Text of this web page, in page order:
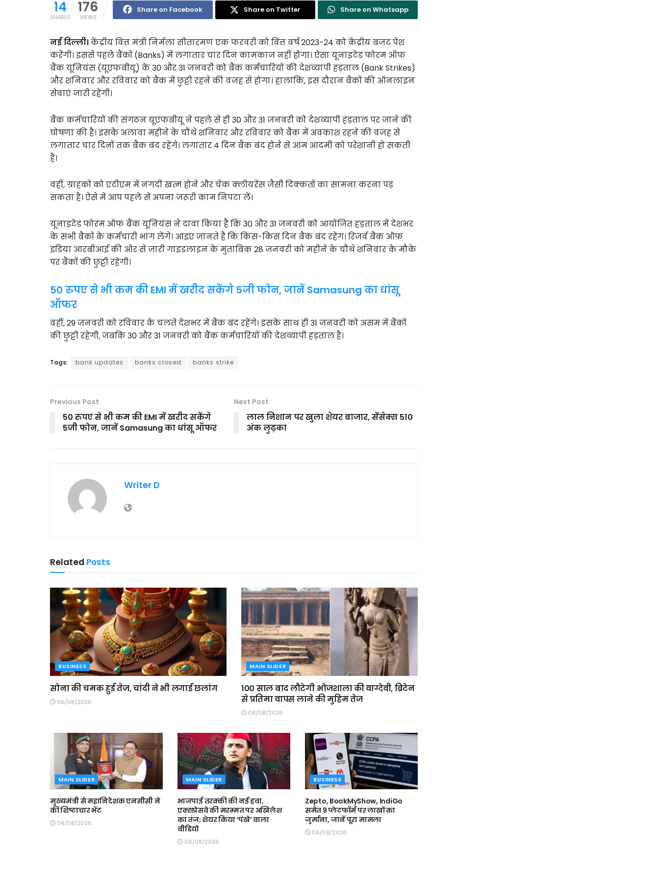
14
SHARES
176
VIEWS
Share on Facebook Share on Twitter Share on Whatsapp
नई दिल्ली। केंद्रीय वित्त मंत्री निर्मला सीतारमण एक फरवरी को वित्त वर्ष 2023-24 को केंद्रीय बजट पेश
करेंगी। इससे पहले बैंकों (Banks) में लगातार चार दिन कामकाज नहीं होगा। ऐसा यूनाइटेड फोरम ऑफ
बैंक यूनियंस (यूएफबीयू) के 30 और 31 जनवरी को बैंक कर्मचारियों की देशव्यापी हड़ताल (Bank Strikes)
और शनिवार और रविवार को बैंक में छुट्टी रहने की वजह से होगा। हालांकि, इस दौरान बैंकों की ऑनलाइन
सेवाएं जारी रहेंगी।
बैंक कर्मचारियों की संगठन यूएफबीयू ने पहले से ही 30 और 31 जनवरी को देशव्यापी हड़ताल पर जाने की
घोषणा की है। इसके अलावा महीने के चौथे शनिवार और रविवार को बैंक में अवकाश रहने की वजह से
लगातार चार दिनों तक बैंक बंद रहेंगे। लगातार 4 दिन बैंक बंद होने से आम आदमी को परेशानी हो सकती
है।
वहीं, ग्राहकों को एटीएम में नगदी खत्म होने और चेक क्लीयरेंस जैसी दिक्कतों का सामना करना पड़
सकता है। ऐसे में आप पहले से अपना जरूरी काम निपटा लें।
यूनाइटेड फोरम ऑफ बैंक यूनियंस ने दावा किया है कि 30 और 31 जनवरी को आयोजित हड़ताल में देशभर
के सभी बैंकों के कर्मचारी भाग लेंगे। आइए जानते हैं कि किस-किस दिन बैंक बंद रहेंग। रिजर्व बैंक ऑफ
इंडिया आरबीआई की ओर से जारी गाइडलाइन के मुताबिक 28 जनवरी को महीने के चौथे शनिवार के मौके
पर बैंकों की छुट्टी रहेगी।
50 रुपए से भी कम की EMI में खरीद सकेंगे 5जी फोन, जानें Samasung का धांसू
ऑफर
वहीं, 29 जनवरी को रविवार के चलते देशभर में बैंक बंद रहेंगे। इसके साथ ही 31 जनवरी को असम में बैंकों
की छुट्टी रहेगी, जबकि 30 और 31 जनवरी को बैंक कर्मचारियों की देशव्यापी हड़ताल है।
Tags: bank updates banks closed banks strike
Previous Post
50 रुपए से भी कम की EMI में खरीद सकेंगे
5जी फोन, जानें Samasung का धांसू ऑफर
Next Post
लाल निशान पर खुला शेयर बाजार, सेंसेक्स 510
अंक लुढ़का
Writer D
Related Posts
BUSINESS
सोना की चमक हुई तेज, चांदी ने भी लगाई छलांग
06/08/2026
MAIN SLIDER
100 साल बाद लौटेगी भोजशाला की वाग्देवी, ब्रिटेन
से प्रतिमा वापस लाने की मुहिम तेज
06/08/2026
MAIN SLIDER
मुख्यमंत्री से महानिदेशक एनसीसी ने
की शिष्टाचार भेंट
06/08/2026
MAIN SLIDER
भाजपाई तरक्की की नई हवा,
एक्सप्रेसवे की मरम्मत पर अखिलेश
का तंज; शेयर किया ‘पंखे’ वाला
वीडियो
06/08/2026
BUSINESS
Zepto, BookMyShow, IndiGo
समेत 9 प्लेटफॉर्म पर लाखों का
जुर्माना, जानें पूरा मामला
06/08/2026